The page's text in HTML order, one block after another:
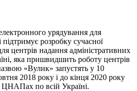
урядування для
підтримує розробку сучасної
центрів надання адміністративних
яка пришвидшить роботу центрів
«Вулик» запустять у 10
2018 року і до кінця 2020 року
ЦНАПах по всій Україні.